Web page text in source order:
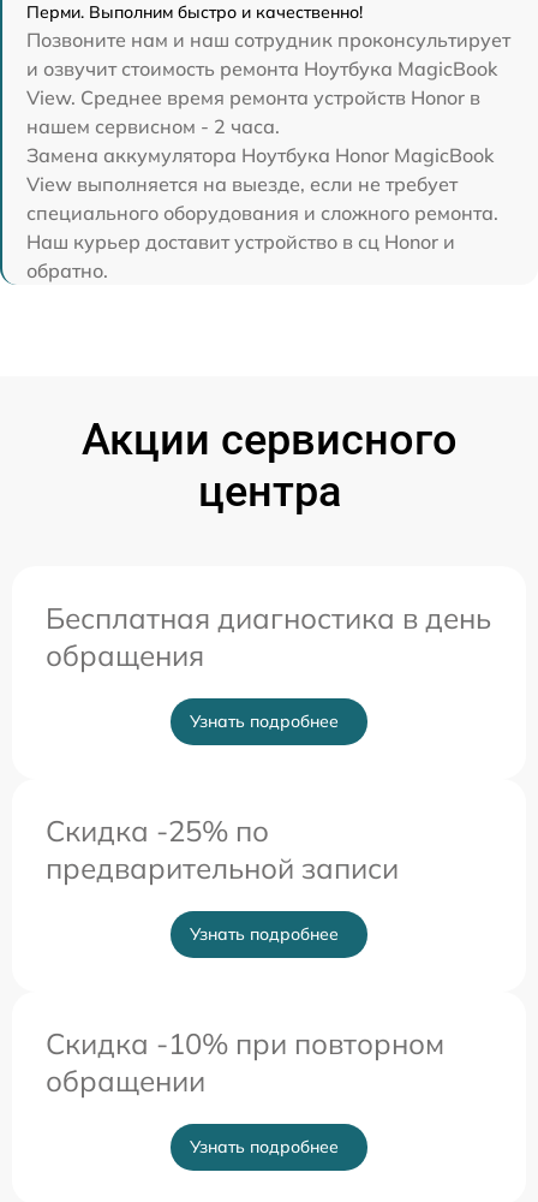
Перми. Выполним быстро и качественно!
Позвоните нам и наш сотрудник проконсультирует
и озвучит стоимость ремонта Ноутбука MagicBook
View. Среднее время ремонта устройств Honor в
нашем сервисном - 2 часа.
Замена аккумулятора Ноутбука Honor MagicBook
View выполняется на выезде, если не требует
специального оборудования и сложного ремонта.
Наш курьер доставит устройство в сц Honor и
обратно.
Акции сервисного
центра
Бесплатная диагностика в день
обращения
Узнать подробнее
Скидка -25% по
предварительной записи
Узнать подробнее
Скидка -10% при повторном
обращении
Узнать подробнее